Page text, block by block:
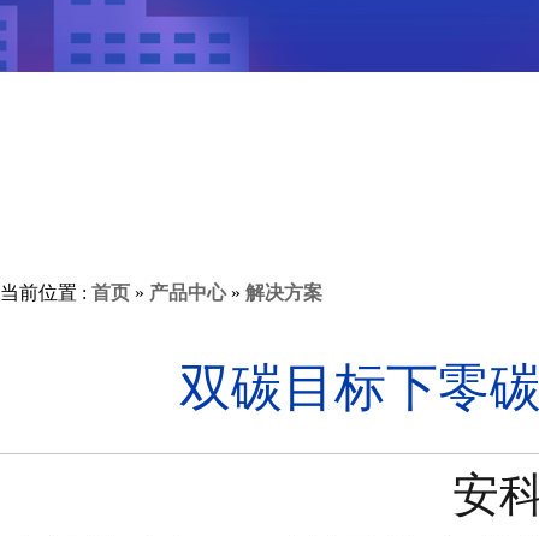
当前位置 : 首页 » 产品中心» 解决方案
双碳目标下零
安